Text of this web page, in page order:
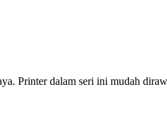
Printer dalam seri ini mudah